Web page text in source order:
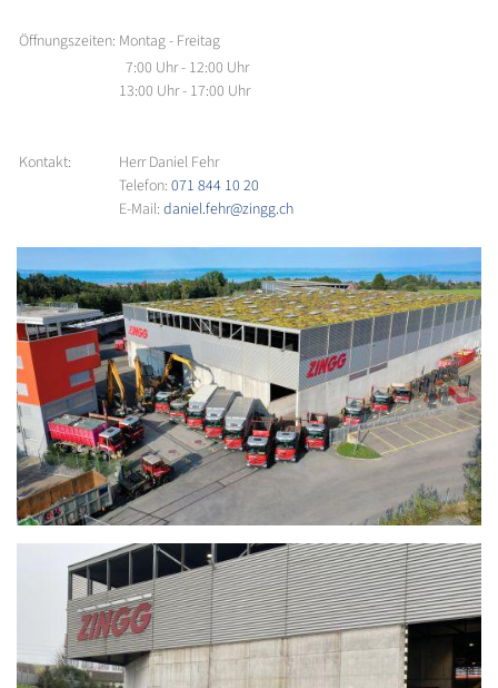
Öffnungszeiten: Montag - Freitag
7:00 Uhr - 12:00 Uhr
13:00 Uhr - 17:00 Uhr
Kontakt:
Herr Daniel Fehr
Telefon: 071 844 10 20
E-Mail: daniel.fehr@zingg.ch